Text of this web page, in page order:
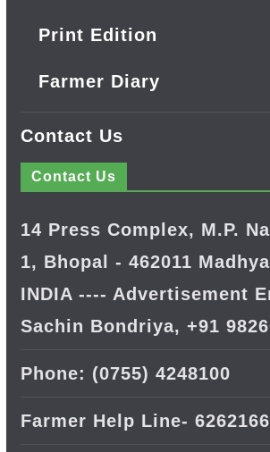
Print Edition
Farmer Diary
Contact Us
Contact Us
14 Press Complex, M.P.
1, Bhopal - 462011
INDIA ---- Advertisement
Sachin Bondriya, +91
Phone: (0755) 4248100
Farmer Help Line-